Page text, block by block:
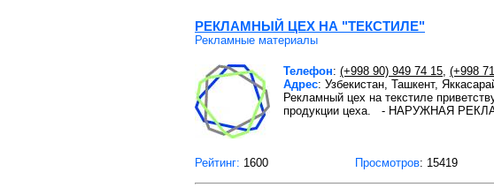
РЕКЛАМНЫЙ ЦЕХ НА "ТЕКСТИЛЕ"
Рекламные материалы
Телефон: (+998 90) 949 74 15, (+998
Адрес: Узбекистан, Ташкент,
Рекламный цех на текстиле
продукции цеха. - НАРУЖНАЯ
Рейтинг: 1600 Просмотров: 15419